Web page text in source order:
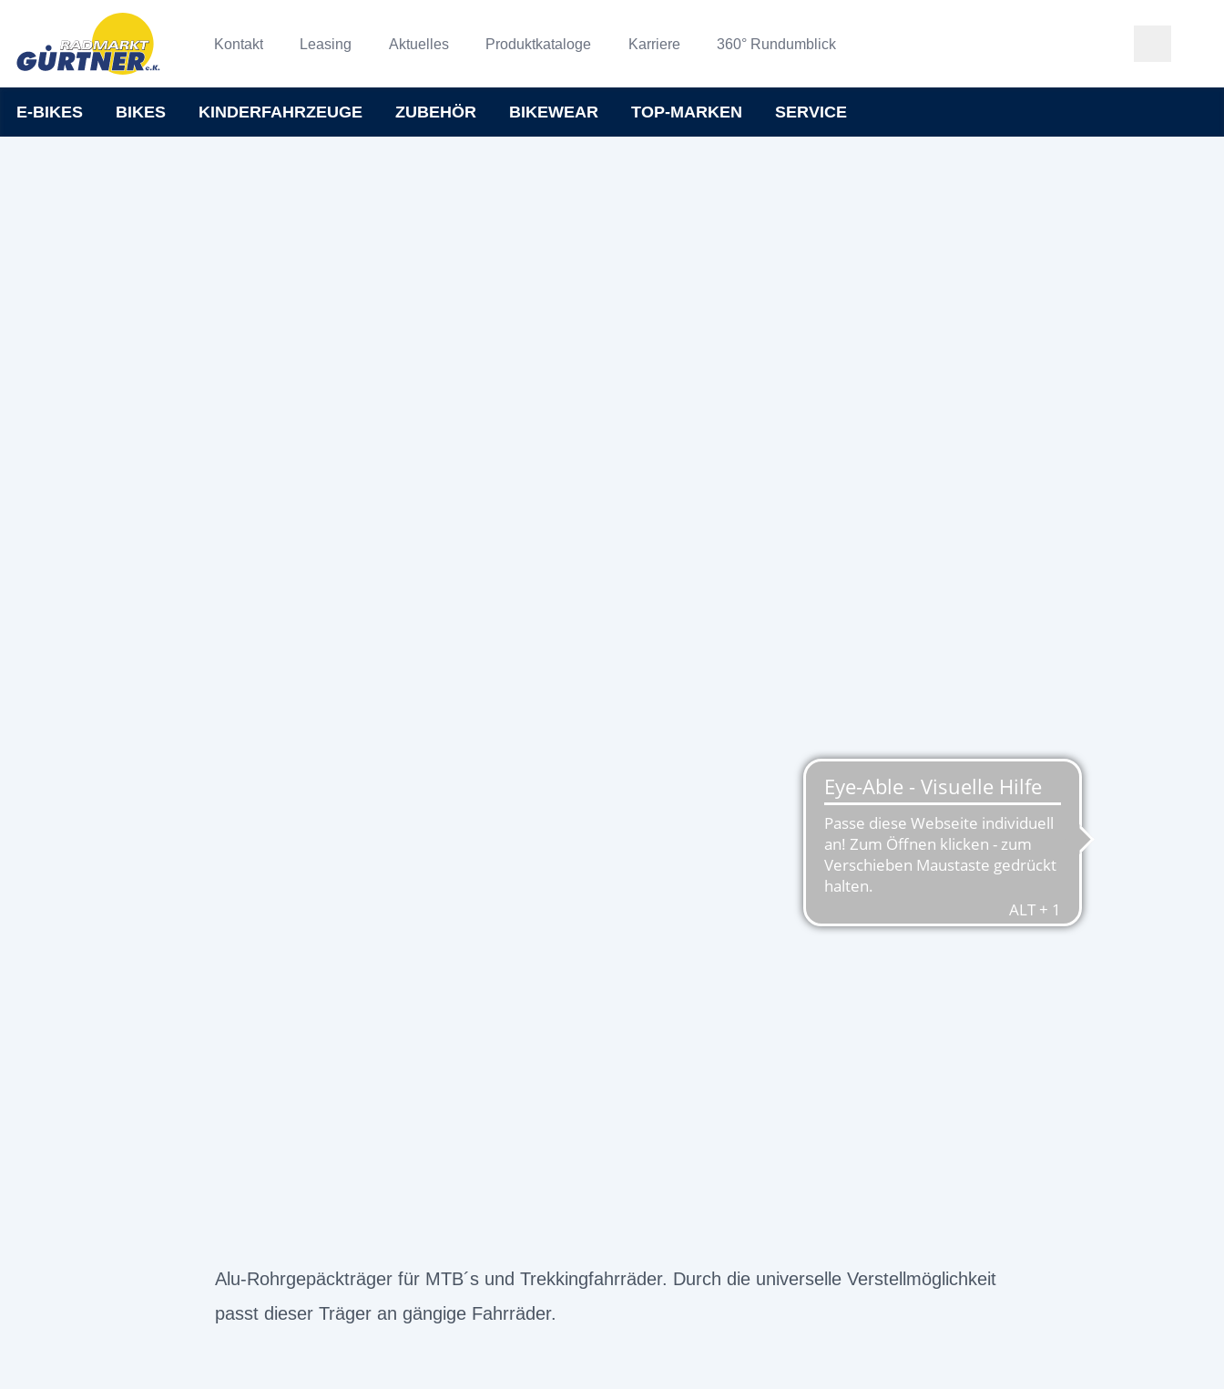
Kontakt Leasing Aktuelles Produktkataloge Karriere 360° Rundumblick
E-BIKES BIKES KINDERFAHRZEUGE ZUBEHÖR BIKEWEAR TOP-MARKEN SERVICE
Alu-Rohrgepäckträger für MTB´s und Trekkingfahrräder. Durch die universelle Verstellmöglichkeit
passt dieser Träger an gängige Fahrräder.